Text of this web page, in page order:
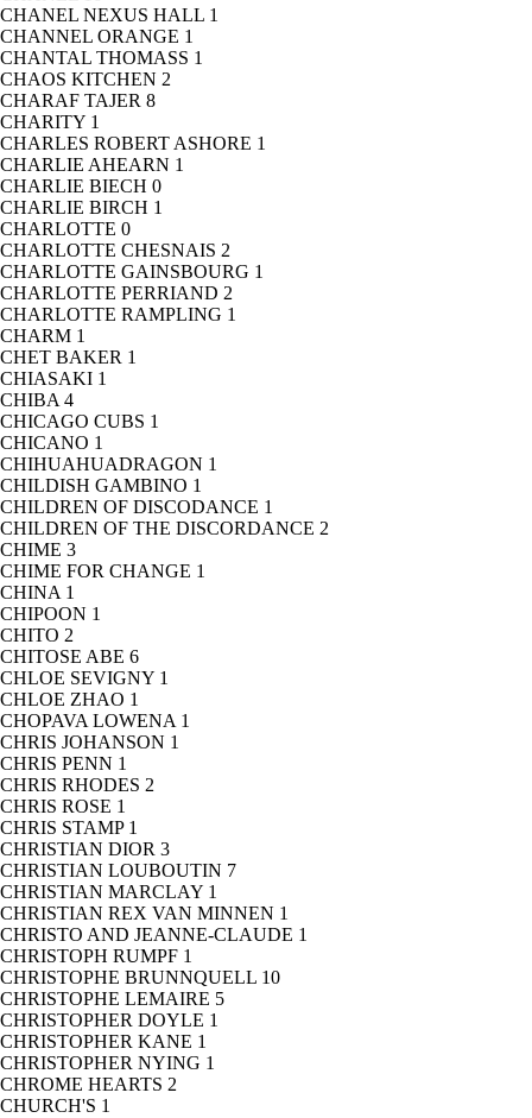
CHANEL NEXUS HALL 1
CHANNEL ORANGE 1
CHANTAL THOMASS 1
CHAOS KITCHEN 2
CHARAF TAJER 8
CHARITY 1
CHARLES ROBERT ASHORE 1
CHARLIE AHEARN 1
CHARLIE BIECH 0
CHARLIE BIRCH 1
CHARLOTTE 0
CHARLOTTE CHESNAIS 2
CHARLOTTE GAINSBOURG 1
CHARLOTTE PERRIAND 2
CHARLOTTE RAMPLING 1
CHARM 1
CHET BAKER 1
CHIASAKI 1
CHIBA 4
CHICAGO CUBS 1
CHICANO 1
CHIHUAHUADRAGON 1
CHILDISH GAMBINO 1
CHILDREN OF DISCODANCE 1
CHILDREN OF THE DISCORDANCE 2
CHIME 3
CHIME FOR CHANGE 1
CHINA 1
CHIPOON 1
CHITO 2
CHITOSE ABE 6
CHLOE SEVIGNY 1
CHLOE ZHAO 1
CHOPAVA LOWENA 1
CHRIS JOHANSON 1
CHRIS PENN 1
CHRIS RHODES 2
CHRIS ROSE 1
CHRIS STAMP 1
CHRISTIAN DIOR 3
CHRISTIAN LOUBOUTIN 7
CHRISTIAN MARCLAY 1
CHRISTIAN REX VAN MINNEN 1
CHRISTO AND JEANNE-CLAUDE 1
CHRISTOPH RUMPF 1
CHRISTOPHE BRUNNQUELL 10
CHRISTOPHE LEMAIRE 5
CHRISTOPHER DOYLE 1
CHRISTOPHER KANE 1
CHRISTOPHER NYING 1
CHROME HEARTS 2
CHURCH'S 1